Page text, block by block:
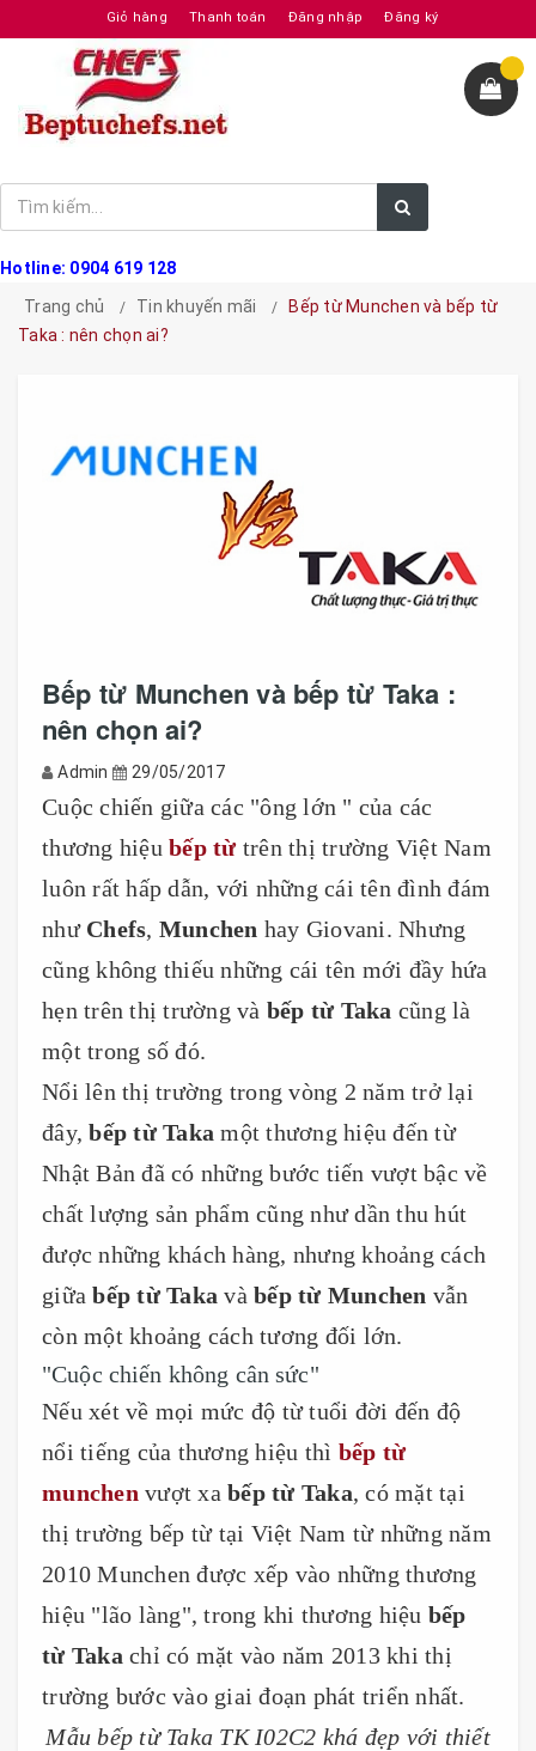
Giỏ hàng Thanh toán Đăng nhập Đăng ký
Hotline: 0904 619 128
Trang chủ
Tin khuyến mãi
Bếp từ Munchen và bếp từ
Taka : nên chọn ai?
Bếp từ Munchen và bếp từ Taka :
nên chọn ai?
Admin 29/05/2017
Cuộc chiến giữa các "ông lớn " của các
thương hiệu bếp từtrên thị trường Việt Nam
luôn rất hấp dẫn, với những cái tên đình đám
như Chefs, Munchen hay Giovani. Nhưng
cũng không thiếu những cái tên mới đầy hứa
hẹn trên thị trường và bếp từ Taka cũng là
một trong số đó.
Nổi lên thị trường trong vòng 2 năm trở lại
đây,bếp từ Takamột thương hiệu đến từ
Nhật Bản đã có những bước tiến vượt bậc về
chất lượng sản phẩm cũng như dần thu hút
được những khách hàng, nhưng khoảng cách
giữabếp từ Taka và bếp từ Munchen vẫn
còn một khoảng cách tương đối lớn.
"Cuộc chiến không cân sức"
Nếu xét về mọi mức độ từ tuổi đời đến độ
nổi tiếng của thương hiệu thì bếp từ
munchen vượt xa bếp từ Taka, có mặt tại
thị trường bếp từ tại Việt Nam từ những năm
2010 Munchen được xếp vào những thương
hiệu "lão làng", trong khi thương hiệu bếp
từ Taka chỉ có mặt vào năm 2013 khi thị
trường bước vào giai đoạn phát triển nhất.
Mẫu bếp từ Taka TK I02C2 khá đẹp với thiết